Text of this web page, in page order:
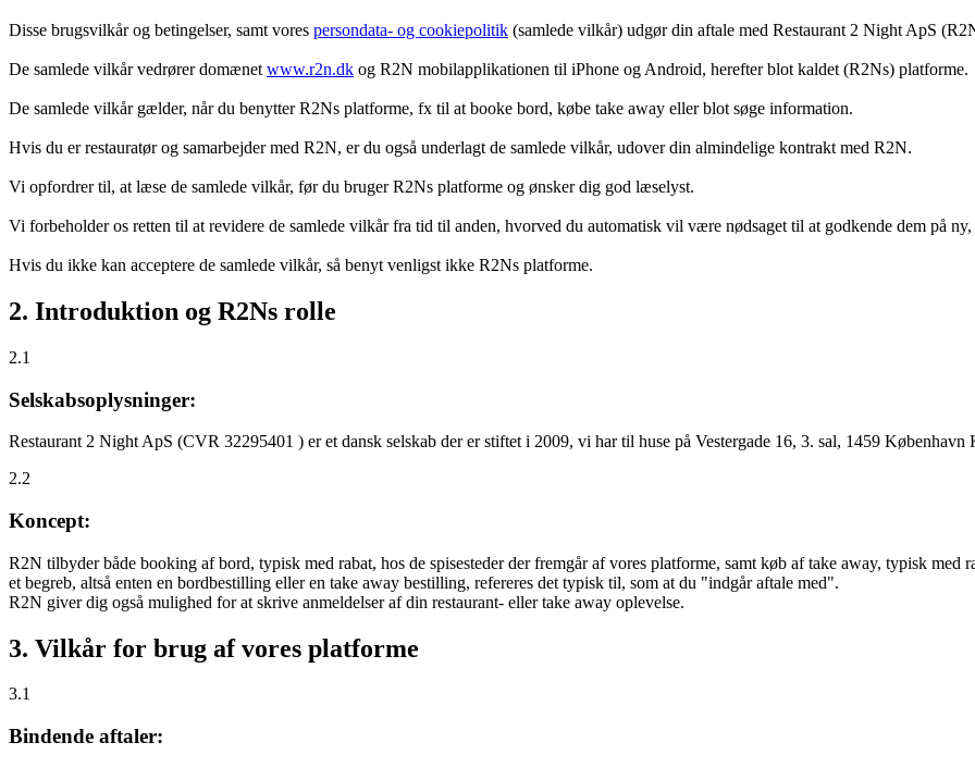
Disse brugsvilkår og betingelser, samt vores persondata- og cookiepolitik (samlede vilkår) udgør din aftale med Restaurant 2 Night ApS
De samlede vilkår vedrører domænet www.r2n.dk og R2N mobilapplikationen til iPhone og Android, herefter blot kaldet (R2Ns) platforme.
De samlede vilkår gælder, når du benytter R2Ns platforme, fx til at booke bord, købe take away eller blot søge information.
Hvis du er restauratør og samarbejder med R2N, er du også underlagt de samlede vilkår, udover din almindelige kontrakt med R2N.
Vi opfordrer til, at læse de samlede vilkår, før du bruger R2Ns platforme og ønsker dig god læselyst.
Vi forbeholder os retten til at revidere de samlede vilkår fra tid til anden, hvorved du automatisk vil være nødsaget til at godkende dem på
Hvis du ikke kan acceptere de samlede vilkår, så benyt venligst ikke R2Ns platforme.
2. Introduktion og R2Ns rolle
2.1
Selskabsoplysninger:
Restaurant 2 Night ApS (CVR 32295401 ) er et dansk selskab der er stiftet i 2009, vi har til huse på Vestergade 16, 3. sal, 1459 København
2.2
Koncept:
R2N tilbyder både booking af bord, typisk med rabat, hos de spisesteder der fremgår af vores platforme, samt køb af take away, typisk med
et begreb, altså enten en bordbestilling eller en take away bestilling, refereres det typisk til, som at du "indgår aftale med".
R2N giver dig også mulighed for at skrive anmeldelser af din restaurant- eller take away oplevelse.
3. Vilkår for brug af vores platforme
3.1
Bindende aftaler: